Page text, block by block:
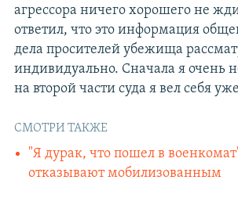
агрессора ничего хорошего не
ответил, что это информация
дела просителей убежища
индивидуально. Сначала я очень
на второй части суда я вел себя
СМОТРИ ТАКЖЕ
"Я дурак, что пошел в
отказывают мобилизованным